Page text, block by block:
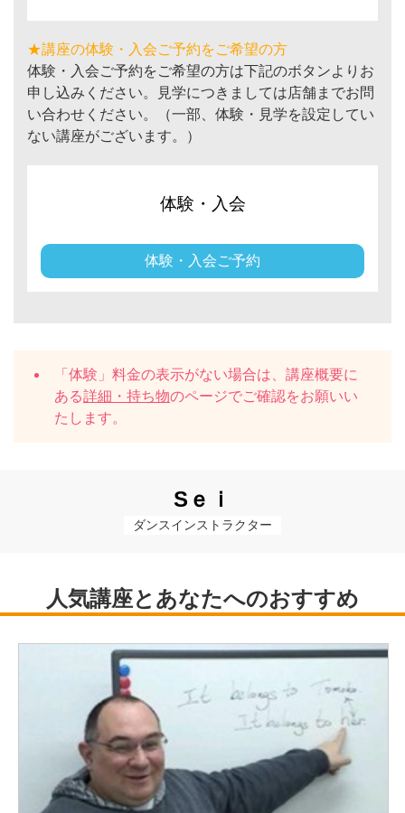
★講座の体験・入会ご予約をご希望の方
体験・入会ご予約をご希望の方は下記のボタンよりお
申し込みください。見学につきましては店舗までお問
い合わせください。（一部、体験・見学を設定してい
ない講座がございます。）
体験・入会
体験・入会ご予約
「体験」料金の表示がない場合は、講座概要に
ある詳細・持ち物のページでご確認をお願いい
たします。
Sｅｉ
ダンスインストラクター